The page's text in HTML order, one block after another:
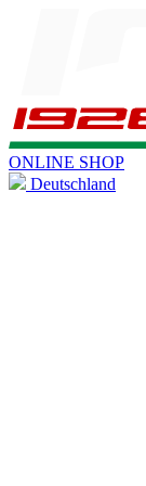
ONLINE SHOP
Deutschland